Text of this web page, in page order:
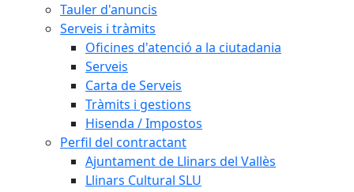
Tauler d'anuncis
Serveis i tràmits
Oficines d'atenció a la ciutadania
Serveis
Carta de Serveis
Tràmits i gestions
Hisenda / Impostos
Perfil del contractant
Ajuntament de Llinars del Vallès
Llinars Cultural SLU